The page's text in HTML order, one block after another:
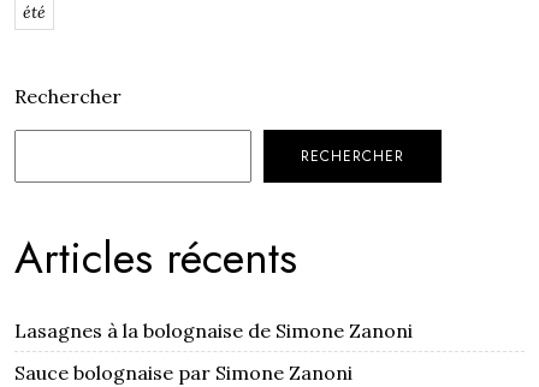
été
Rechercher
RECHERCHER
Articles récents
Lasagnes à la bolognaise de Simone Zanoni
Sauce bolognaise par Simone Zanoni